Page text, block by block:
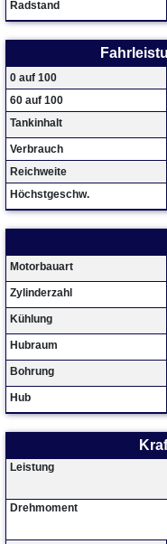
Radstand
0 auf 100
60 auf 100
Tankinhalt
Verbrauch
Reichweite
Höchstgeschw.
Motorbauart
Zylinderzahl
Kühlung
Hubraum
Bohrung
Hub
Leistung
Drehmoment